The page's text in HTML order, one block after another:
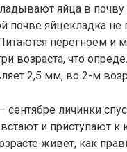
яйца в почву
почве яйцекладка
перегноем и
возраста, что
2,5 мм, во 2-м
сентябре личинки
и приступают
живет, как